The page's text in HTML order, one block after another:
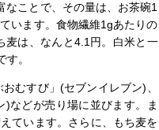
ことで、その量は、お茶碗1
います。食物繊維1gあたりの
麦は、なんと4.1円。白米と一
。
むすび」(セブンイレブン)、
)などが売り場に並びます。ま
ています。さらに、もち麦を